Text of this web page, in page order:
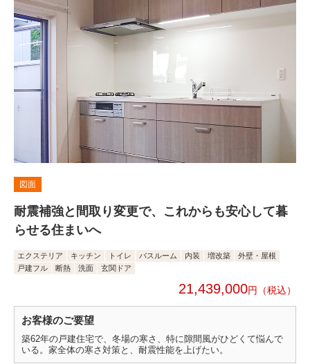
図面
耐震補強と間取り変更で、これからも安心して暮
らせる住まいへ
エクステリア キッチン トイレ バスルーム 内装 増改築
外壁・屋根
戸建フル
断熱 洗面 玄関ドア
21,439,000円
お客様のご要望
築62年の戸建住宅で、冬場の寒さ、特に隙間風がひどくて悩んで
いる。家全体の寒さ対策と、耐震性能を上げたい。